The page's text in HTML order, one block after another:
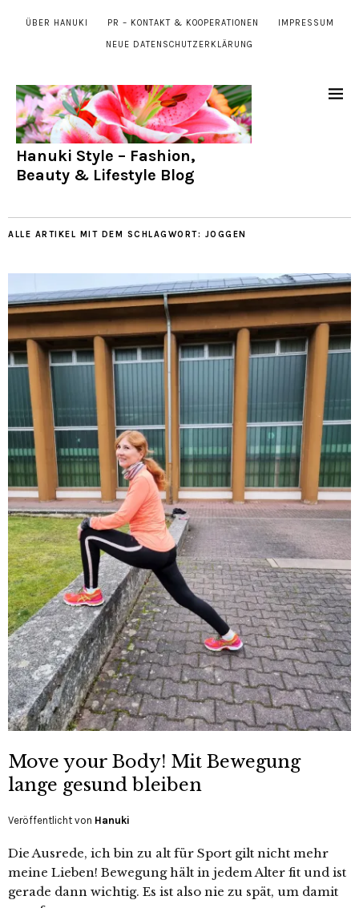
ÜBER HANUKI PR – KONTAKT & KOOPERATIONEN IMPRESSUM
NEUE DATENSCHUTZERKLÄRUNG
Hanuki Style – Fashion,
Beauty & Lifestyle Blog
ALLE ARTIKEL MIT DEM SCHLAGWORT: JOGGEN
Move your Body! Mit Bewegung
lange gesund bleiben
Veröffentlicht von Hanuki
Die Ausrede, ich bin zu alt für Sport gilt nicht mehr
meine Lieben! Bewegung hält in jedem Alter fit und ist
gerade dann wichtig. Es ist also nie zu spät, um damit